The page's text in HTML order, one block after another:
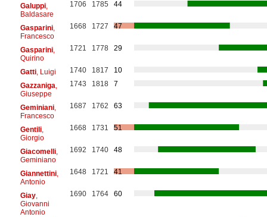
Galuppi,
Baldasare
1706 1785 44
Gasparini,
Francesco
1668 1727 47
Gasparini,
Quirino
1721 1778 29
Gatti, Luigi 1740 1817
10
Gazzaniga
Giuseppe
1743 1818 7
Geminiani,
Francesco
1687 1762 63
Gentili,
Giorgio
1668 1731 51
Giacomelli,
Geminiano
1692 1740 48
Giannettini,
Antonio
1648 1721 41
Giay,
Giovanni
Antonio
1690 1764 60